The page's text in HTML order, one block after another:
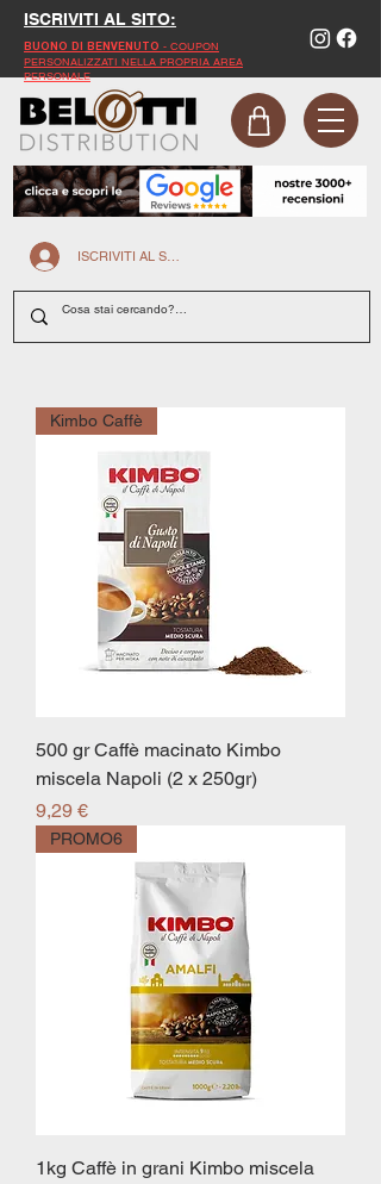
ISCRIVITI AL SITO:
BUONO DI BENVENUTO - COUPON
PERSONALIZZATI NELLA PROPRIA AREA
PERSONALE
ISCRIVITI AL SITO
Kimbo Caffè
500 gr Caffè macinato Kimbo
miscela Napoli (2 x 250gr)
Prezzo
9,29 €
PROMO6
1kg Caffè in grani Kimbo miscela